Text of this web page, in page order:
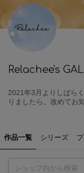
Relachee's
2021年3月よりしばら
りましたら、改めてお
作品一覧 シリーズ